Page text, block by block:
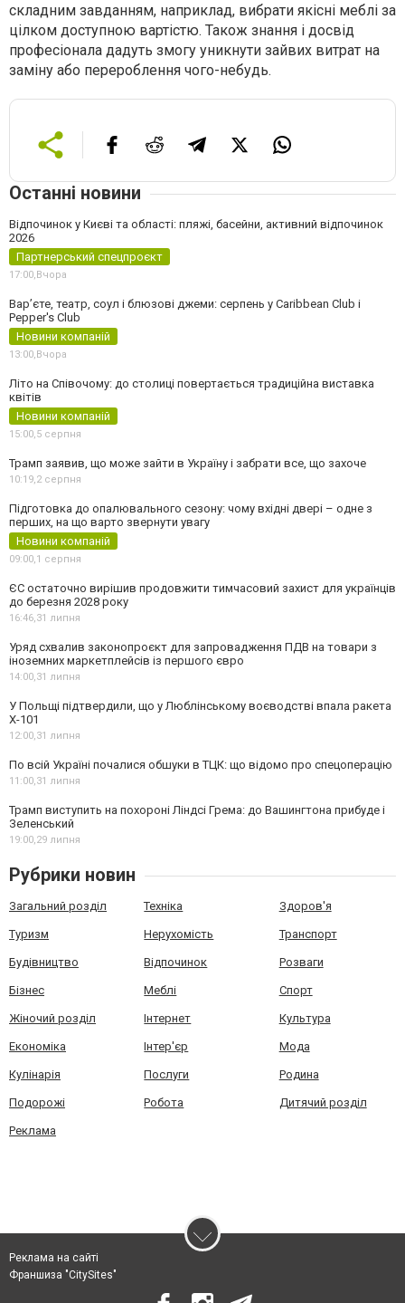
складним завданням, наприклад, вибрати якісні меблі за
цілком доступною вартістю. Також знання і досвід
професіонала дадуть змогу уникнути зайвих витрат на
заміну або перероблення чого-небудь.
Останні новини
Відпочинок у Києві та області: пляжі, басейни, активний відпочинок
2026
Партнерський спецпроєкт
17:00,Вчора
Вар’єте, театр, соул і блюзові джеми: серпень у Caribbean Club і
Pepper's Club
Новини компаній
13:00,Вчора
Літо на Співочому: до столиці повертається традиційна виставка
квітів
Новини компаній
15:00,5 серпня
Трамп заявив, що може зайти в Україну і забрати все, що захоче
10:19,2 серпня
Підготовка до опалювального сезону: чому вхідні двері – одне з
перших, на що варто звернути увагу
Новини компаній
09:00,1 серпня
ЄС остаточно вирішив продовжити тимчасовий захист для українців
до березня 2028 року
16:46,31 липня
Уряд схвалив законопроєкт для запровадження ПДВ на товари з
іноземних маркетплейсів із першого євро
14:00,31 липня
У Польщі підтвердили, що у Люблінському воєводстві впала ракета
Х-101
12:00,31 липня
По всій Україні почалися обшуки в ТЦК: що відомо про спецоперацію
11:00,31 липня
Трамп виступить на похороні Ліндсі Грема: до Вашингтона прибуде і
Зеленський
19:00,29 липня
Рубрики новин
Загальний розділ Техніка Здоров'я
Туризм Нерухомість Транспорт
Будівництво Відпочинок Розваги
Бізнес Меблі Спорт
Жіночий розділ Інтернет Культура
Економіка Інтер'єр Мода
Кулінарія Послуги Родина
Подорожі Робота Дитячий розділ
Реклама
Реклама на сайті
Франшиза "CitySites"